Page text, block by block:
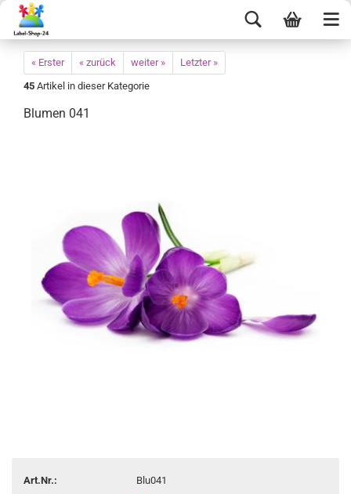
« Erster « zurück weiter »
Letzter »
45 Artikel in dieser Kategorie
Blumen 041
Art.Nr.:
Blu041